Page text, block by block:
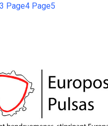
3 Page4 Page5